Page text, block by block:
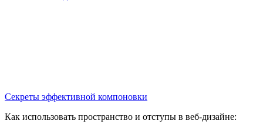
Секреты эффективной компоновки
Как использовать пространство и отступы в веб-дизайне: